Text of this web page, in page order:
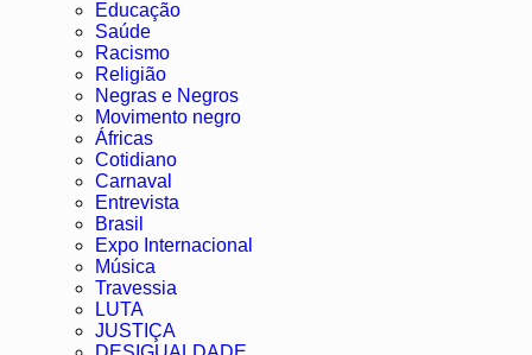
Educação
Saúde
Racismo
Religião
Negras e Negros
Movimento negro
Áfricas
Cotidiano
Carnaval
Entrevista
Brasil
Expo Internacional
Música
Travessia
LUTA
JUSTIÇA